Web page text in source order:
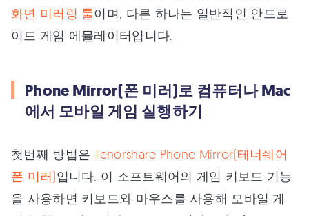
화면 미러링 툴이며, 다른 하나는 일반적인 안드로
이드 게임 에뮬레이터입니다.
Phone Mirror(폰 미러)로 컴퓨터나 Mac
에서 모바일 게임 실행하기
첫번째 방법은Tenorshare Phone Mirror(테너쉐어
폰 미러)입니다. 이 소프트웨어의 게임 키보드 기능
을 사용하면 키보드와 마우스를 사용해 모바일 게